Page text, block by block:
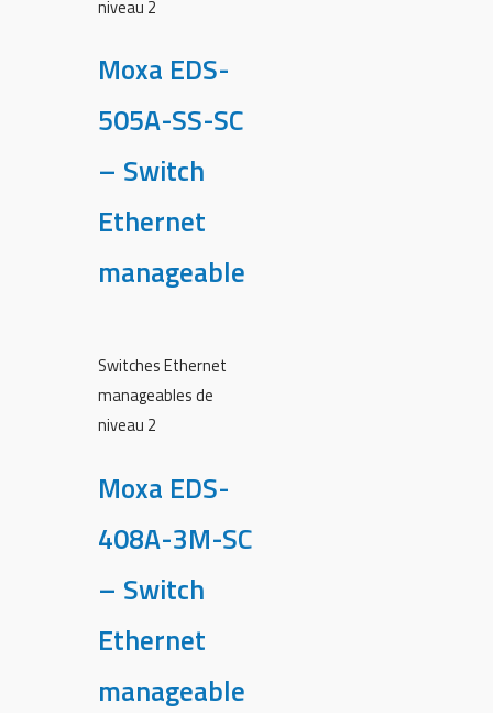
niveau 2
Moxa EDS-
505A-SS-SC
– Switch
Ethernet
manageable
Switches Ethernet
manageables de
niveau 2
Moxa EDS-
408A-3M-SC
– Switch
Ethernet
manageable